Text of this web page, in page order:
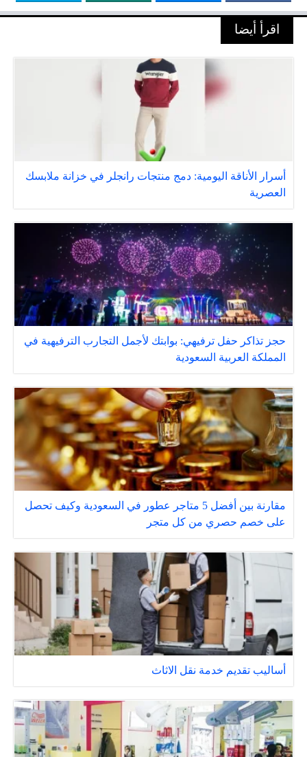
اقرأ أيضا
أسرار الأناقة اليومية: دمج منتجات رانجلر في خزانة ملابسك
العصرية
حجز تذاكر حفل ترفيهي: بوابتك لأجمل التجارب الترفيهية في
المملكة العربية السعودية
مقارنة بين أفضل 5 متاجر عطور في السعودية وكيف تحصل
على خصم حصري من كل متجر
أساليب تقديم خدمة نقل الاثاث